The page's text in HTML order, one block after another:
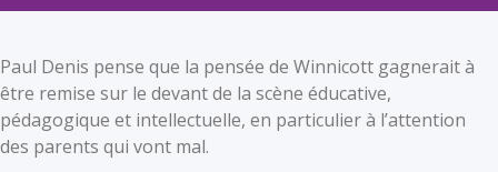
Paul Denis pense que la pensée de Winnicott gagnerait à
être remise sur le devant de la scène éducative,
pédagogique et intellectuelle, en particulier à l’attention
des parents qui vont mal.